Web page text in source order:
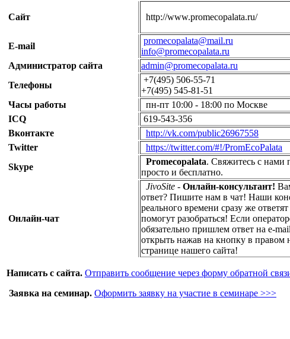
Сайт http://www.promecopalata.ru/
E-mail
promecopalata@mail.ru
info@promecopalata.ru
Администратор сайта
admin@promecopalata.ru
Телефоны
+7(495) 506-55-71
+7(495) 545-81-51
Часы работы
пн-пт 10:00 - 18:00 по Москве
ICQ
619-543-356
Вконтакте
http://vk.com/public26967558
Twitter
https://twitter.com/#!/PromEcoPalata
Skype
Promecopalata. Свяжитесь с нами
просто и бесплатно.
Онлайн-чат
JivoSite - Онлайн-консультант!
ответ? Пишите нам в чат! Наши
реального времени сразу же
помогут разобраться! Если
обязательно пришлем ответ на e-
открыть нажав на кнопку в
странице нашего сайта!
Написать с сайта. Отправить сообщение через форму обратной
Заявка на семинар. Оформить заявку на участие в семинаре >>>